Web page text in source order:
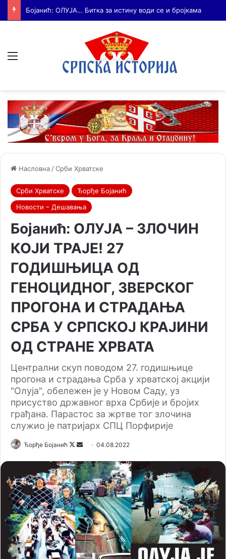
Насловна /Срби Хрватске
Срби Хрватске
Ђорђе Бојанић
Новости – Дешавања
Бојанић: ОЛУЈА – ЗЛОЧИН
КОЈИ ТРАЈЕ! 27
ГОДИШЊИЦА ОД
ГЕНОЦИДНОГ, ЗВЕРСКОГ
ПРОГОНА И СТРАДАЊА
СРБА У СРПСКОЈ КРАЈИНИ
ОД СТРАНЕ ХРВАТА
Централни скуп поводом 27. годишњице
прогона и страдања Срба у хрватској акцији
"Олуја", обележен је у Новом Саду, уз
присуство државног врха Србије и бројих
грађана. Парастос за жртве тог злочина
служио је патријарх СПЦ Порфирије
Ђорђе Бојанић
F
l
l
o
w
o
n
X
n
d
a
n
e
m
a
i
04.08.2022